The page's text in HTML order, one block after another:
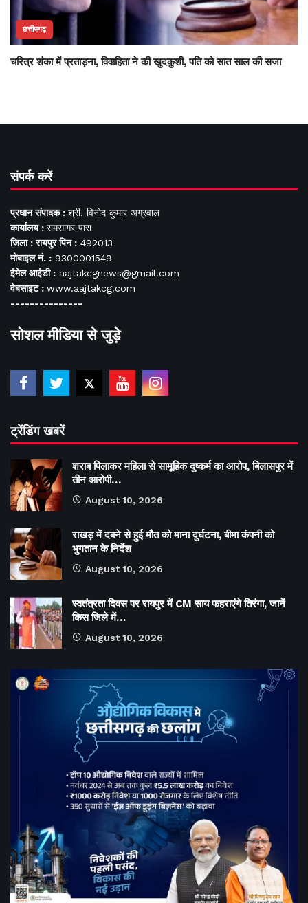
छत्तीसगढ़
चरित्र शंका में प्रताड़ना, विवाहिता ने की खुदकुशी, पति को सात साल की सजा
संपर्क करें
प्रधान संपादक : श्री. विनोद कुमार अग्रवाल
कार्यालय : रामसागर पारा
जिला : रायपुर पिन : 492013
मोबाइल नं. : 9300001549
ईमेल आईडी : aajtakcgnews@gmail.com
वेबसाइट : www.aajtakcg.com
---------------
सोशल मीडिया से जुड़े
ट्रेंडिंग खबरें
शराब पिलाकर महिला से सामूहिक दुष्कर्म का आरोप, बिलासपुर में
तीन आरोपी…
August 10, 2026
राखड़ में दबने से हुई मौत को माना दुर्घटना, बीमा कंपनी को
भुगतान के निर्देश
August 10, 2026
स्वतंत्रता दिवस पर रायपुर में CM साय फहराएंगे तिरंगा, जानें
किस जिले में…
August 10, 2026